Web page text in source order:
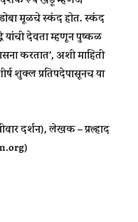
मूळचे स्कंद होत. स्कंद
यांची देवता म्हणून पुष्कळ
करतात’, अशी माहिती
शुक्ल प्रतिपदेपासूनच या
दर्शन), लेखक – प्रल्हाद